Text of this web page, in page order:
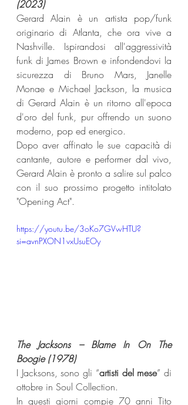
(2023)
Gerard Alain è un artista pop/funk
originario di Atlanta, che ora vive a
Nashville. Ispirandosi all'aggressività
funk di James Brown e infondendovi la
sicurezza di Bruno Mars, Janelle
Monae e Michael Jackson, la musica
di Gerard Alain è un ritorno all'epoca
d'oro del funk, pur offrendo un suono
moderno, pop ed energico.
Dopo aver affinato le sue capacità di
cantante, autore e performer dal vivo,
Gerard Alain è pronto a salire sul palco
con il suo prossimo progetto intitolato
"Opening Act".
https://youtu.be/3oKo7GVwHTU?
si=avnPXON1vxUsuEOy
The Jacksons – Blame In On The
Boogie (1978)
I Jacksons, sono gli “artisti del mese” di
ottobre in Soul Collection.
In questi giorni compie 70 anni Tito